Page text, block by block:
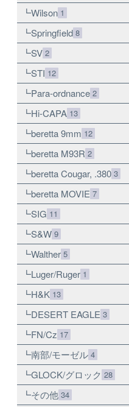
Wilson 1
Springfield 8
SV 2
STI 12
Para-ordnance 2
Hi-CAPA 13
beretta 9mm 12
beretta M93R 2
beretta Cougar, .380 3
beretta MOVIE 7
SIG 11
S&W 9
Walther 5
Luger/Ruger 1
H&K 13
DESERT EAGLE 3
FN/Cz 17
南部/モーゼル 4
GLOCK/グロック 28
その他 34